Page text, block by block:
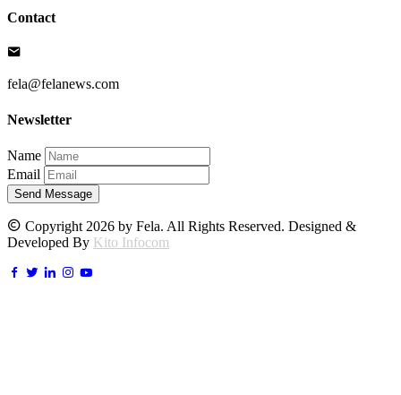
Contact
fela@felanews.com
Newsletter
Name
Email
Send Message
Copyright 2026 by Fela. All Rights Reserved. Designed &
Developed By Kito Infocom